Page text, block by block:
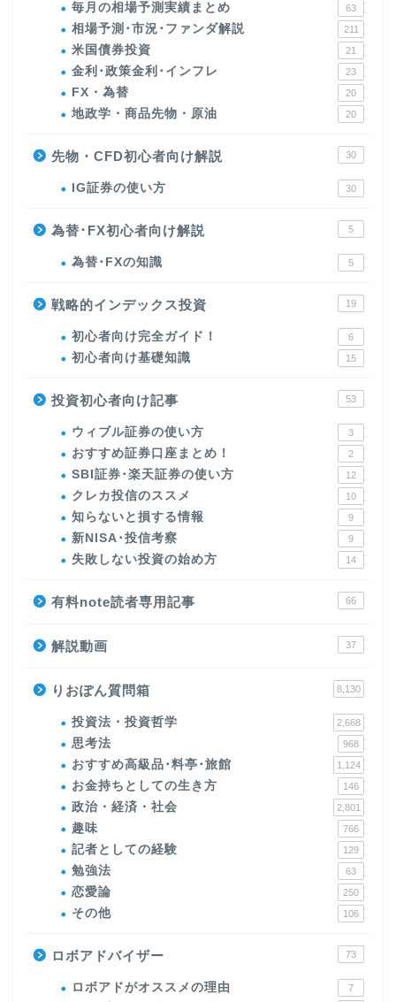
毎月の相場予測実績まとめ 63
相場予測･市況･ファンダ解説 211
米国債券投資 21
金利･政策金利･インフレ 23
FX・為替 20
地政学・商品先物・原油 20
先物・CFD初心者向け解説 30
IG証券の使い方 30
為替･FX初心者向け解説 5
為替･FXの知識 5
戦略的インデックス投資 19
初心者向け完全ガイド！ 6
初心者向け基礎知識 15
投資初心者向け記事 53
ウィブル証券の使い方 3
おすすめ証券口座まとめ！ 2
SBI証券･楽天証券の使い方 12
クレカ投信のススメ 10
知らないと損する情報 9
新NISA･投信考察 9
失敗しない投資の始め方 14
有料note読者専用記事 66
解説動画 37
りおぽん質問箱 8,130
投資法・投資哲学 2,668
思考法 968
おすすめ高級品･料亭･旅館 1,124
お金持ちとしての生き方 146
政治・経済・社会 2,801
趣味 766
記者としての経験 129
勉強法 63
恋愛論 250
その他 106
ロボアドバイザー 73
ロボアドがオススメの理由 7